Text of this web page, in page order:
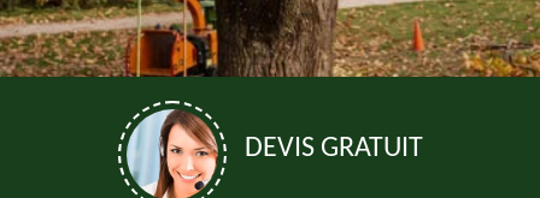
DEVIS GRATUIT